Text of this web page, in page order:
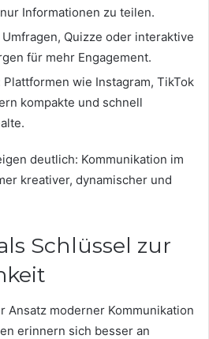
Informationen zu teilen.
Quizze oder interaktive
für mehr Engagement.
wie Instagram, TikTok
kompakte und schnell
deutlich: Kommunikation im
kreativer, dynamischer und
Schlüssel zur
Ansatz moderner Kommunikation
erinnern sich besser an